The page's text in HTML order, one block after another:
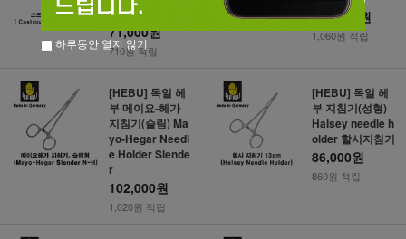
스프링지침기
71,000원
710원 적립
106,000원
1,060원 적립
[HEBU] 독일 헤
부 메이요-헤가
지침기(슬림) Ma
yo-Hegar Needl
e Holder Slende
r
102,000원
1,020원 적립
[HEBU] 독일 헤
부 지침기(성형)
Halsey needle h
older 할시지침기
86,000원
860원 적립
하루동안 열지 않기